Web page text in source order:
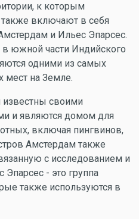
к которым
также включают в себя
и Ильес Эпарсес.
южной части Индийского
одними из самых
мест на Земле.
известны своими
и являются домом для
включая пингвинов,
Амстердам также
с исследованием и
- это группа
также используются в